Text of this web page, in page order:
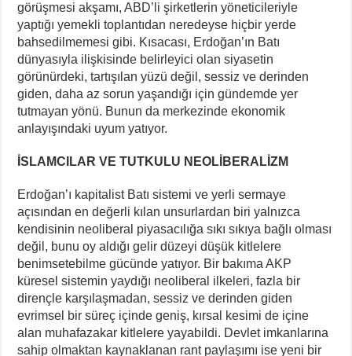
görüşmesi akşamı, ABD’li şirketlerin yöneticileriyle
yaptığı yemekli toplantıdan neredeyse hiçbir yerde
bahsedilmemesi gibi. Kısacası, Erdoğan’ın Batı
dünyasıyla ilişkisinde belirleyici olan siyasetin
görünürdeki, tartışılan yüzü değil, sessiz ve derinden
giden, daha az sorun yaşandığı için gündemde yer
tutmayan yönü. Bunun da merkezinde ekonomik
anlayışındaki uyum yatıyor.
İSLAMCILAR VE TUTKULU NEOLİBERALİZM
Erdoğan’ı kapitalist Batı sistemi ve yerli sermaye
açısından en değerli kılan unsurlardan biri yalnızca
kendisinin neoliberal piyasacılığa sıkı sıkıya bağlı olması
değil, bunu oy aldığı gelir düzeyi düşük kitlelere
benimsetebilme gücünde yatıyor. Bir bakıma AKP
küresel sistemin yaydığı neoliberal ilkeleri, fazla bir
dirençle karşılaşmadan, sessiz ve derinden giden
evrimsel bir süreç içinde geniş, kırsal kesimi de içine
alan muhafazakar kitlelere yayabildi. Devlet imkanlarına
sahip olmaktan kaynaklanan rant paylaşımı ise yeni bir